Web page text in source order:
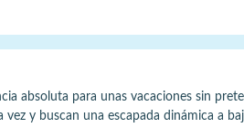
absoluta para unas vacaciones sin
y buscan una escapada dinámica a